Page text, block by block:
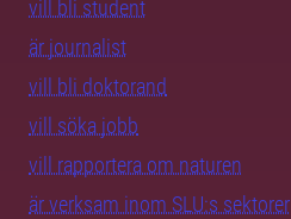
vill bli student
är journalist
vill bli doktorand
vill söka jobb
vill rapportera om naturen
är verksam inom SLU:s sektorer